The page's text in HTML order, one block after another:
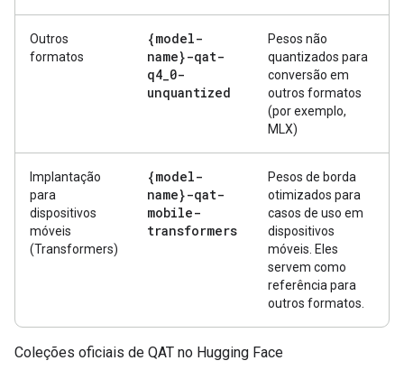
Outros
formatos
{model-
name}-qat-
q4_0-
unquantized
Pesos não
quantizados para
conversão em
outros formatos
(por exemplo,
MLX)
Implantação
para
dispositivos
móveis
(Transformers)
{model-
name}-qat-
mobile-
transformers
Pesos de borda
otimizados para
casos de uso em
dispositivos
móveis. Eles
servem como
referência para
outros formatos.
Coleções oficiais de QAT no Hugging Face